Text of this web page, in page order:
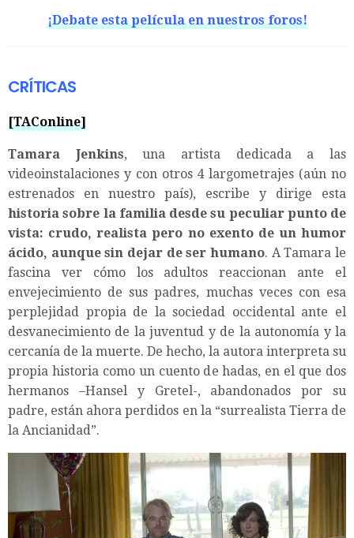
¡Debate esta película en nuestros foros!
CRÍTICAS
[TAConline]
Tamara Jenkins, una artista dedicada a las
videoinstalaciones y con otros 4 largometrajes (aún no
estrenados en nuestro país), escribe y dirige esta
historia sobre la familia desde su peculiar punto de
vista: crudo, realista pero no exento de un humor
ácido, aunque sin dejar de ser humano. A Tamara le
fascina ver cómo los adultos reaccionan ante el
envejecimiento de sus padres, muchas veces con esa
perplejidad propia de la sociedad occidental ante el
desvanecimiento de la juventud y de la autonomía y la
cercanía de la muerte. De hecho, la autora interpreta su
propia historia como un cuento de hadas, en el que dos
hermanos –Hansel y Gretel-, abandonados por su
padre, están ahora perdidos en la “surrealista Tierra de
la Ancianidad”.